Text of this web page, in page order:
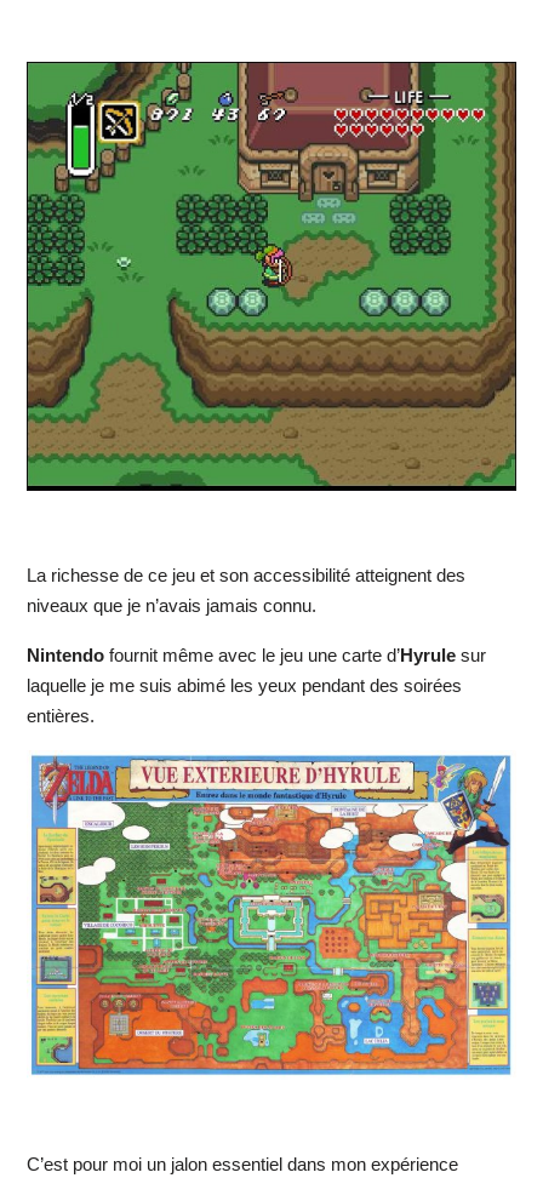
La richesse de ce jeu et son accessibilité atteignent des
niveaux que je n’avais jamais connu.
Nintendofournit même avec le jeu une carte d’Hyrulesur
laquelle je me suis abimé les yeux pendant des soirées
entières.
C’est pour moi un jalon essentiel dans mon expérience